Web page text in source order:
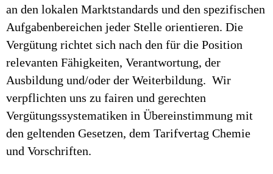
an den lokalen Marktstandards und den spezifischen
Aufgabenbereichen jeder Stelle orientieren. Die
Vergütung richtet sich nach den für die Position
relevanten Fähigkeiten, Verantwortung, der
Ausbildung und/oder der Weiterbildung. Wir
verpflichten uns zu fairen und gerechten
Vergütungssystematiken in Übereinstimmung mit
den geltenden Gesetzen, dem Tarifvertag Chemie
und Vorschriften.